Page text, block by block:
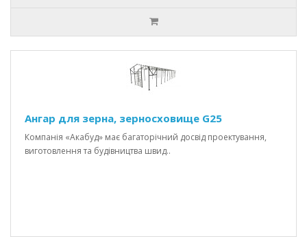
Ангар для зерна, зерносховище G25
Компанія «Акабуд» має багаторічний досвід проектування,
виготовлення та будівництва швид..